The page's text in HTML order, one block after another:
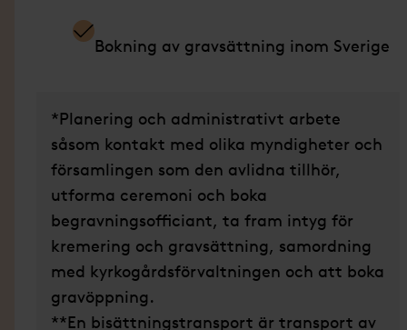
Bokning av gravsättning inom Sverige
*Planering och administrativt arbete
såsom kontakt med olika myndigheter och
församlingen som den avlidna tillhör,
utforma ceremoni och boka
begravningsofficiant, ta fram intyg för
kremering och gravsättning, samordning
med kyrkogårdsförvaltningen och att boka
gravöppning.
**En bisättningstransport är transport av